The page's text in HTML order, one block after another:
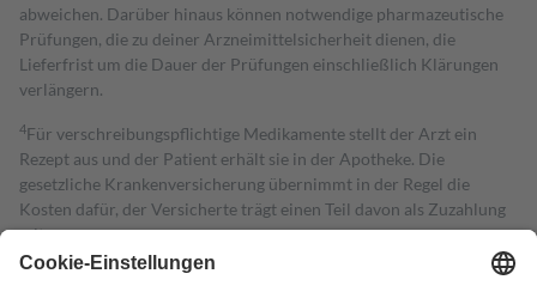
abweichen. Darüber hinaus können notwendige pharmazeutische
Prüfungen, die zu deiner Arzneimittelsicherheit dienen, die
Lieferfrist um die Dauer der Prüfungen einschließlich Klärungen
verlängern.
4Für verschreibungspflichtige Medikamente stellt der Arzt ein
Rezept aus und der Patient erhält sie in der Apotheke. Die
gesetzliche Krankenversicherung übernimmt in der Regel die
Kosten dafür, der Versicherte trägt einen Teil davon als Zuzahlung
mit.
Grundsätzlich leisten Mitglieder Zuzahlungen in Höhe von zehn